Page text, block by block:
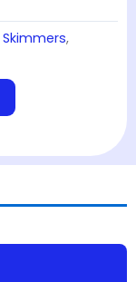
Skimmers,